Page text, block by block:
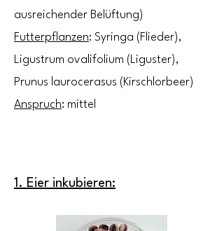
ausreichender Belüftung)
Futterpflanzen: Syringa (Flieder),
Ligustrum ovalifolium (Liguster),
Prunus laurocerasus (Kirschlorbeer)
Anspruch: mittel
1. Eier inkubieren: